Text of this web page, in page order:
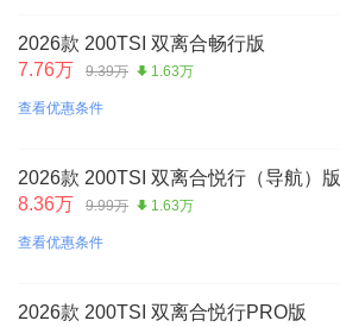
2026款 200TSI 双离合畅行版
7.76万
9.39万 1.63万
查看优惠条件
2026款 200TSI 双离合悦行（导航）版
8.36万
9.99万 1.63万
查看优惠条件
2026款 200TSI 双离合悦行PRO版